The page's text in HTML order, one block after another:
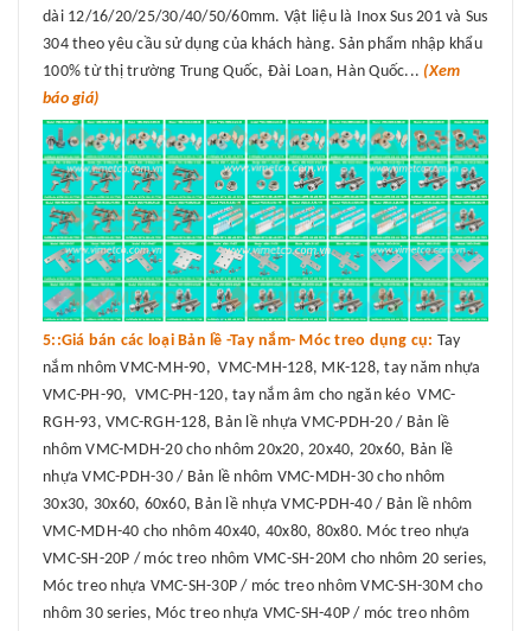
dài 12/16/20/25/30/40/50/60mm. Vật liệu là Inox Sus 201 và Sus
304 theo yêu cầu sử dụng của khách hàng. Sản phẩm nhập khẩu
100% từ thị trường Trung Quốc, Đài Loan, Hàn Quốc... (Xem
báo giá)
5::Giá bán các loại Bản lề -Tay nắm- Móc treo dụng cụ: Tay
nắm nhôm VMC-MH-90, VMC-MH-128, MK-128, tay năm nhựa
VMC-PH-90, VMC-PH-120, tay nắm âm cho ngăn kéo VMC-
RGH-93, VMC-RGH-128, Bản lề nhựa VMC-PDH-20 / Bản lề
nhôm VMC-MDH-20 cho nhôm 20x20, 20x40, 20x60, Bản lề
nhựa VMC-PDH-30 / Bản lề nhôm VMC-MDH-30 cho nhôm
30x30, 30x60, 60x60, Bản lề nhựa VMC-PDH-40 / Bản lề nhôm
VMC-MDH-40 cho nhôm 40x40, 40x80, 80x80. Móc treo nhựa
VMC-SH-20P / móc treo nhôm VMC-SH-20M cho nhôm 20 series,
Móc treo nhựa VMC-SH-30P / móc treo nhôm VMC-SH-30M cho
nhôm 30 series, Móc treo nhựa VMC-SH-40P / móc treo nhôm